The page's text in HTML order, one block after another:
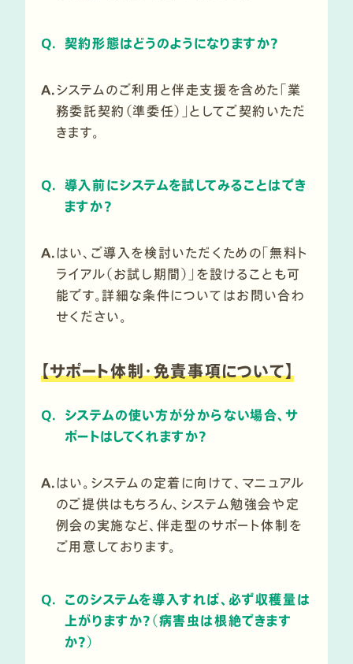
Q. 契約形態はどうのようになりますか？
A.システムのご利用と伴走支援を含めた「業
務委託契約（準委任）」としてご契約いただ
きます。
Q. 導入前にシステムを試してみることはでき
ますか？
A.はい、ご導入を検討いただくための「無料ト
ライアル（お試し期間）」を設けることも可
能です。詳細な条件についてはお問い合わ
せください。
【サポート体制・免責事項について】
Q.
システムの使い方が分からない場合、サ
ポートはしてくれますか？
A.はい。システムの定着に向けて、マニュアル
のご提供はもちろん、システム勉強会や定
例会の実施など、伴走型のサポート体制を
ご用意しております。
Q.
このシステムを導入すれば、必ず収穫量は
上がりますか？（病害虫は根絶できます
か？）